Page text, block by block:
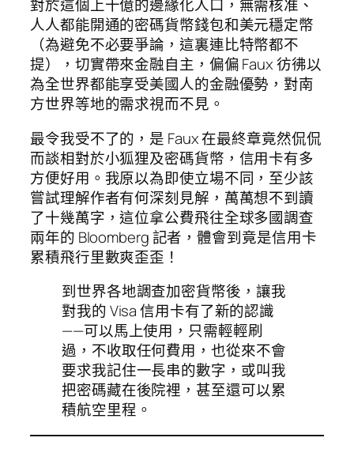
對於這個上十億的邊緣化人口，無需核准、
人人都能開通的密碼貨幣錢包和美元穩定幣
（為避免不必要爭論，這裏連比特幣都不
提），切實帶來金融自主，偏偏 Faux 彷彿以
為全世界都能享受美國人的金融優勢，對南
方世界等地的需求視而不見。
最令我受不了的，是 Faux 在最終章竟然侃侃
而談相對於小狐狸及密碼貨幣，信用卡有多
方便好用。我原以為即使立場不同，至少該
嘗試理解作者有何深刻見解，萬萬想不到讀
了十幾萬字，這位拿公費飛往全球多國調查
兩年的 Bloomberg 記者，體會到竟是信用卡
累積飛行里數爽歪歪！
到世界各地調查加密貨幣後，讓我
對我的 Visa 信用卡有了新的認識
——可以馬上使用，只需輕輕刷
過，不收取任何費用，也從來不會
要求我記住一長串的數字，或叫我
把密碼藏在後院裡，甚至還可以累
積航空里程。